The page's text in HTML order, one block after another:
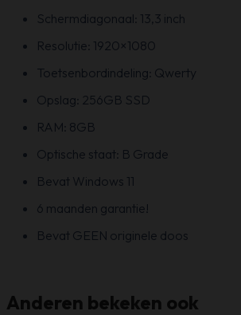
Schermdiagonaal: 13,3 inch
Resolutie: 1920×1080
Toetsenbordindeling: Qwerty
Opslag: 256GB SSD
RAM: 8GB
Optische staat: B Grade
Bevat Windows 11
6 maanden garantie!
Bevat GEEN originele doos
Anderen bekeken ook